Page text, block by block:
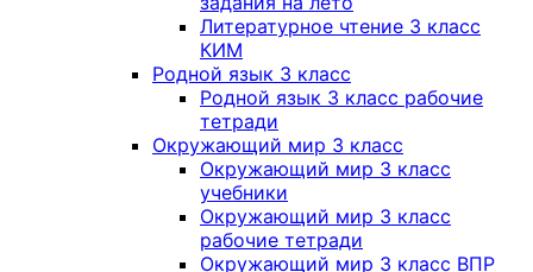
Литературное чтение 3 класс
КИМ
Родной язык 3 класс
Родной язык 3 класс рабочие
тетради
Окружающий мир 3 класс
Окружающий мир 3 класс
учебники
Окружающий мир 3 класс
рабочие тетради
Окружающий мир 3 класс ВПР